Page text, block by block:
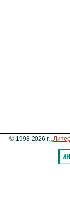
©1998-2026 г.